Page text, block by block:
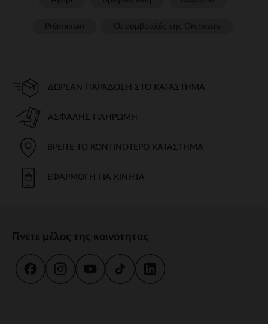
ΔΩΡΕΆΝ ΠΑΡΆΔΟΣΗ ΣΤΟ ΚΑΤΆΣΤΗΜΑ
ΑΣΦΑΛΉΣ ΠΛΗΡΩΜΉ
ΒΡΕΊΤΕ ΤΟ ΚΟΝΤΙΝΌΤΕΡΟ ΚΑΤΆΣΤΗΜΑ
ΕΦΑΡΜΟΓΉ ΓΙΑ ΚΙΝΗΤΆ
Γίνετε μέλος της κοινότητας